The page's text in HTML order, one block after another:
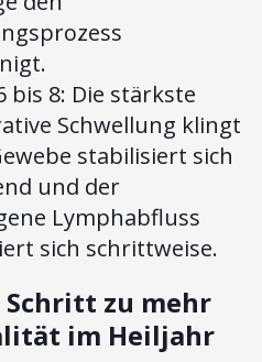
bis 8: Die stärkste
Schwellung klingt
stabilisiert sich
und der
Lymphabfluss
sich schrittweise.
zu mehr
im Heiljahr